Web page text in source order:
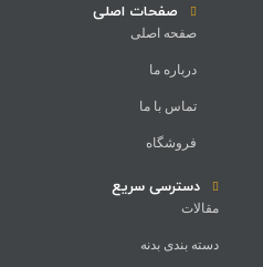
صفحات اصلی
صفحه اصلی
درباره ما
تماس با ما
فروشگاه
دسترسی سریع
مقالات
دسته بندی بدنه